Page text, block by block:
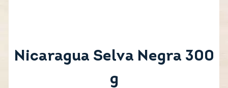
Nicaragua Selva Negra 300
g